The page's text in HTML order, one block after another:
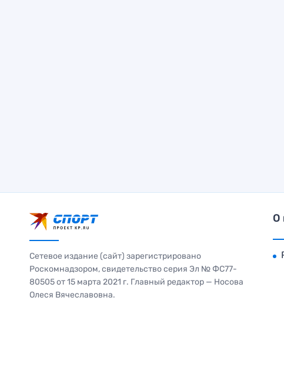
Сетевое издание (сайт) зарегистрировано
Роскомнадзором, свидетельство серия Эл № ФС77-
80505 от 15 марта 2021 г. Главный редактор — Носова
Олеся Вячеславовна.
О